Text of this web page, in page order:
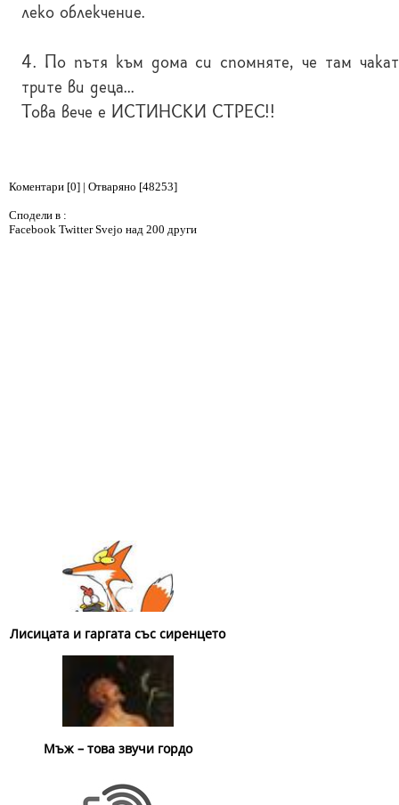
леко облекчение.
4. По пътя към дома си спомняте, че там чакат
трите ви деца...
Това вече е ИСТИНСКИ СТРЕС!!
Коментари [0] | Отваряно [48253]
Сподели в :
Facebook TwitterSvejo над 200 други
Лисицата и гаргата със сиренцето
Мъж – това звучи гордо